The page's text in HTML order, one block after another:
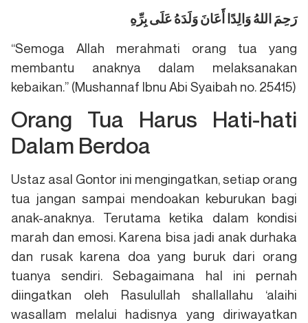
رَحِمَ اللهُ وَالِدًا أَعَانَ وَلَدَهُ عَلَى بِرِّهِ
“Semoga Allah merahmati orang tua yang
membantu anaknya dalam melaksanakan
kebaikan.” (Mushannaf Ibnu Abi Syaibah no. 25415)
Orang Tua Harus Hati-hati
Dalam Berdoa
Ustaz asal Gontor ini mengingatkan, setiap orang
tua jangan sampai mendoakan keburukan bagi
anak-anaknya. Terutama ketika dalam kondisi
marah dan emosi. Karena bisa jadi anak durhaka
dan rusak karena doa yang buruk dari orang
tuanya sendiri. Sebagaimana hal ini pernah
diingatkan oleh Rasulullah shallallahu ‘alaihi
wasallam melalui hadisnya yang diriwayatkan